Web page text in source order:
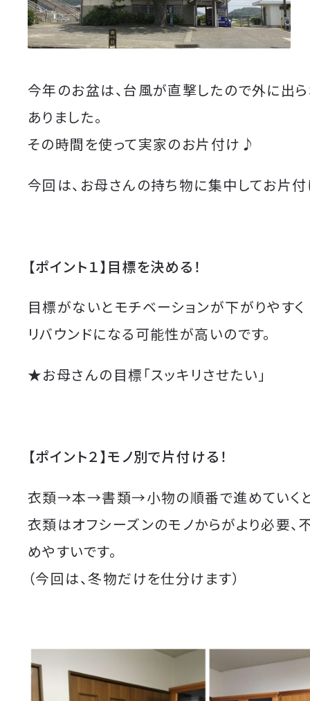
今年のお盆は、台風が直撃したので外に出
ありました。
その時間を使って実家のお片付け♪
今回は、お母さんの持ち物に集中してお片付
【ポイント１】目標を決める！
目標がないとモチベーションが下がりやすく
リバウンドになる可能性が高いのです。
★お母さんの目標「スッキリさせたい」
【ポイント２】モノ別で片付ける！
衣類→本→書類→小物の順番で進めていく
衣類はオフシーズンのモノからがより必要、
めやすいです。
（今回は、冬物だけを仕分けます）